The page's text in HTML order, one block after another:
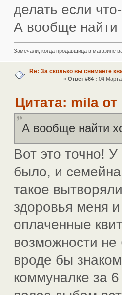
делать если
А вообще
Замечали, когда продавщица в магазине
Re: За сколько вы снимаете
«Ответ #64 : 04
Цитата: mila
А вообще найти
Вот это точно!
было, и
такое
здоровья меня
оплаченные
возможности
вроде бы
коммуналке за